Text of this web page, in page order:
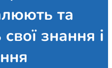
та
знання і